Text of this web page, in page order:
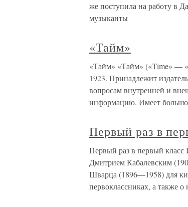
же поступила на работу в
музыканты
«Тайм»
«Тайм» «Тайм» («Time» —
1923. Принадлежит
вопросам внутренней и
информацию. Имеет
Первый раз в
Первый раз в первый класс
Дмитрием Кабалевским
Шварца (1896—1958) для
первоклассниках, а также о